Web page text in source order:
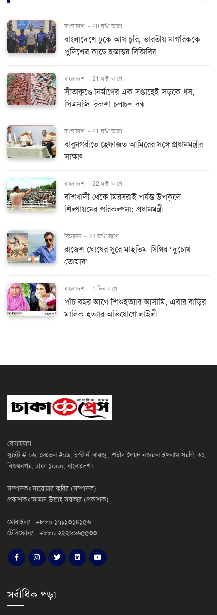
বাংলাদেশ - 20 ঘন্টা আগে
বাংলাদেশে ঢুকে আখ চুরি, ভারতীয় নাগরিককে
পুলিশের কাছে হস্তান্তর বিজিবির
বাংলাদেশ - 21 ঘন্টা আগে
সীতাকুণ্ডে নির্মাণের এক সপ্তাহেই সড়কে ধস,
সিএনজি-রিকশা চলাচল বন্ধ
বাংলাদেশ - 21 ঘন্টা আগে
বাবুনগরীতে হেফাজত আমিরের সঙ্গে প্রধানমন্ত্রীর
সাক্ষাৎ
বাংলাদেশ - 22 ঘন্টা আগে
বাঁশখালী থেকে মিরসরাই পর্যন্ত উপকূলে
শিল্পায়নের পরিকল্পনা: প্রধানমন্ত্রী
বিনোদন - 23 ঘন্টা আগে
রাজেশ ঘোষের সুরে মাহতিম-সিঁথির ‘দুচোখ
তোমার’
বাংলাদেশ - 1 দিন আগে
পাঁচ বছর আগে শিশুহত্যার আসামি, এবার বাড়ির
মালিক হত্যার অভিযোগে লাইলী
যোগাযোগ
স্যুইট # ০৬, লেভেল #০৯, ইস্টার্ন আরজু , শহীদ সৈয়দ নজরুল ইসলাম সরণি, ৬১,
বিজয়নগর, ঢাকা ১০০০, বাংলাদেশ।
সম্পাদকঃ সারোয়ার কবির (সম্পাদক)
প্রকাশকঃ আমান উল্লাহ সরকার (প্রকাশক)
মোবাইলঃ +৮৮০ ১৭১১৩১৪১৫৬
টেলিফোনঃ +৮৮০ ২২২৬৬৬৫৫৩৩
সর্বাধিক পড়া